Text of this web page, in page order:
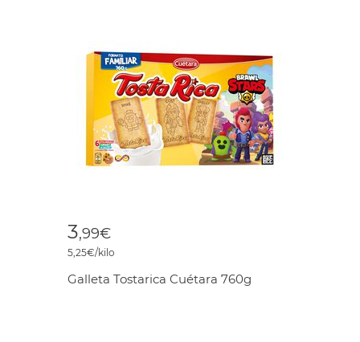
3,99€
5,25€/kilo
Galleta Tostarica Cuétara 760g